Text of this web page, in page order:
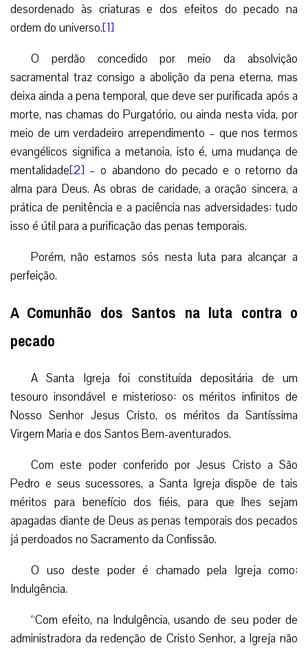
desordenado às criaturas e dos efeitos do pecado na
ordem do universo.[1]
O perdão concedido por meio da absolvição
sacramental traz consigo a abolição da pena eterna, mas
deixa ainda a pena temporal, que deve ser purificada após a
morte, nas chamas do Purgatório, ou ainda nesta vida, por
meio de um verdadeiro arrependimento – que nos termos
evangélicos significa a metanoia, isto é, uma mudança de
mentalidade[2] – o abandono do pecado e o retorno da
alma para Deus. As obras de caridade, a oração sincera, a
prática de penitência e a paciência nas adversidades: tudo
isso é útil para a purificação das penas temporais.
Porém, não estamos sós nesta luta para alcançar a
perfeição.
A Comunhão dos Santos na luta contra o
pecado
A Santa Igreja foi constituída depositária de um
tesouro insondável e misterioso: os méritos infinitos de
Nosso Senhor Jesus Cristo, os méritos da Santíssima
Virgem Maria e dos Santos Bem-aventurados.
Com este poder conferido por Jesus Cristo a São
Pedro e seus sucessores, a Santa Igreja dispõe de tais
méritos para benefício dos fiéis, para que lhes sejam
apagadas diante de Deus as penas temporais dos pecados
já perdoados no Sacramento da Confissão.
O uso deste poder é chamado pela Igreja como:
Indulgência.
“Com efeito, na Indulgência, usando de seu poder de
administradora da redenção de Cristo Senhor, a Igreja não